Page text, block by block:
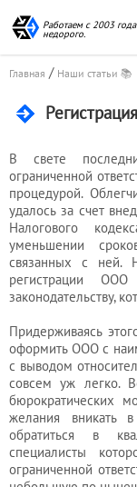
Работаем с 2003
недорого.
Главная / Наши статьи 📚
В свете
ограниченной
процедурой.
удалось за счет
Налогового
уменьшении
связанных с ней.
регистрации
законодательству,
Придерживаясь
оформить ООО с
с выводом
совсем уж легко.
бюрократических
желания вникать
обратиться в
специалисты
ограниченной
Главная
страница
Отзывы
клиентов
Контакты
Вакансии
Наши
КВЭД в
деталях
Наши
Миграционные
услуги
Услуги
бухгалтера